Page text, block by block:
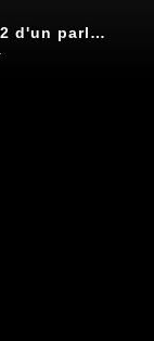
Réponse à la Capsule-Vidéo n°2 d'un parlementaire européen